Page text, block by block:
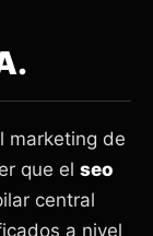
marketing de
que el seo
central
a nivel